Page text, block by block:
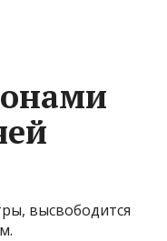
высвободится